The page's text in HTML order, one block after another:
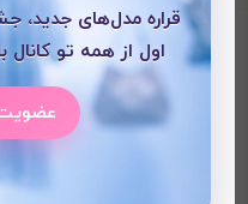
محصولات
قراره مدل‌های جدید،
اول از همه تو کانال
عضویت